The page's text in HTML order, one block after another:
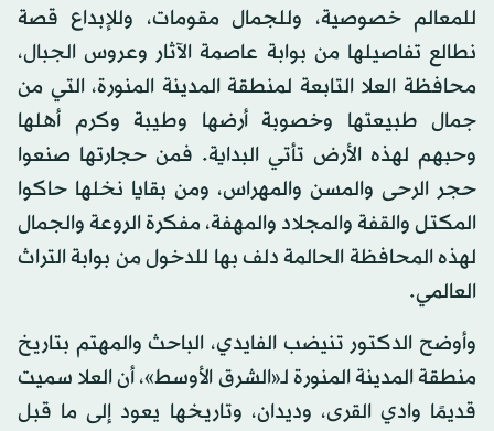
للمعالم خصوصية، وللجمال مقومات، وللإبداع قصة
نطالع تفاصيلها من بوابة عاصمة الآثار وعروس الجبال،
محافظة العلا التابعة لمنطقة المدينة المنورة، التي من
جمال طبيعتها وخصوبة أرضها وطيبة وكرم أهلها
وحبهم لهذه الأرض تأتي البداية. فمن حجارتها صنعوا
حجر الرحى والمسن والمهراس، ومن بقايا نخلها حاكوا
المكتل والقفة والمجلاد والمهفة، مفكرة الروعة والجمال
لهذه المحافظة الحالمة دلف بها للدخول من بوابة التراث
العالمي.
وأوضح الدكتور تنيضب الفايدي، الباحث والمهتم بتاريخ
منطقة المدينة المنورة لـ«الشرق الأوسط»، أن العلا سميت
قديمًا وادي القرى، وديدان، وتاريخها يعود إلى ما قبل